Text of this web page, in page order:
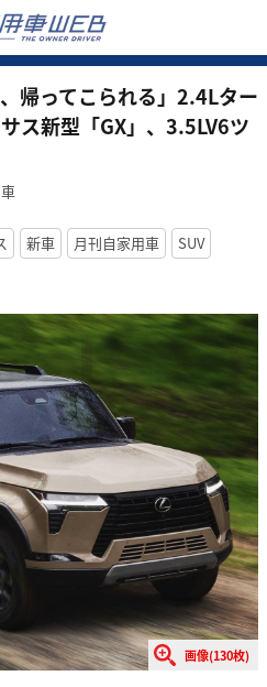
帰ってこられる」2.4Lター
ス新型「GX」、3.5LV6ツ
新車 月刊自家用車
SUV
画像(130枚)